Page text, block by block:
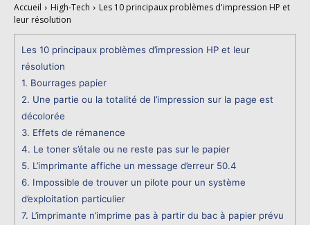
Accueil High-Tech
Les 10 principaux problèmes d'impression HP et
leur résolution
Les 10 principaux problèmes d’impression HP et leur
résolution
1. Bourrages papier
2. Une partie ou la totalité de l’impression sur la page est
décolorée
3. Effets de rémanence
4. Le toner s’étale ou ne reste pas sur le papier
5. L’imprimante affiche un message d’erreur 50.4
6. Impossible de trouver un pilote pour un système
d’exploitation particulier
7. L’imprimante n’imprime pas à partir du bac à papier prévu